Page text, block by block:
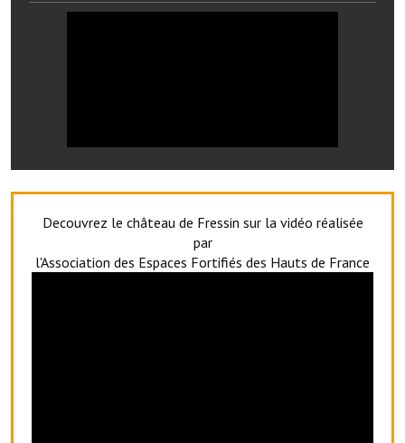
Affaires scolaires, CCAS
Eaux, assainissement
France services
Decouvrez le château de Fressin sur la vidéo réalisée
par
l'Association des Espaces Fortifiés des Hauts de France